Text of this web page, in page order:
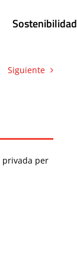
Sostenibilidad
Siguiente
privada per